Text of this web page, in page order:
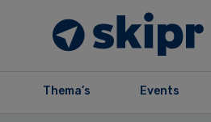
Thema’s Events